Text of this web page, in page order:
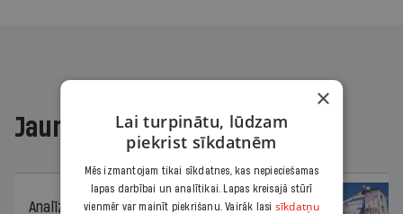
Jaunākajā žurnālā
Analīze
06.08.2026.
×
Lai turpinātu, lūdzam
piekrist sīkdatnēm
Mēs izmantojam tikai sīkdatnes, kas nepieciešamas
lapas darbībai un analītikai. Lapas kreisajā stūrī
vienmēr var mainīt piekrišanu. Vairāk lasi sīkdatņu